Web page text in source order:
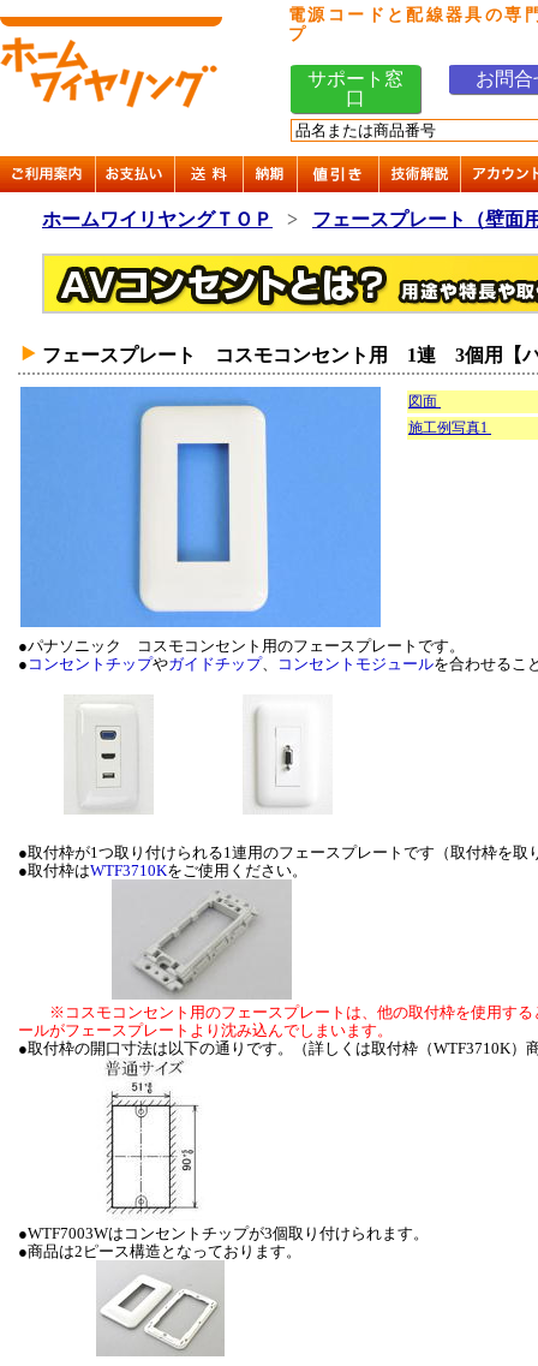
電源コードと配線器具の専
プ
サポート窓
口
お問合
ホームワイリヤングＴＯＰ > フェースプレート（壁面
フェースプレート コスモコンセント用 1連 3個用【
図面
施工例写真1
●パナソニック コスモコンセント用のフェースプレートです。
● コンセントチップやガイドチップ、 コンセントモジュールを合わせるこ
●取付枠が1つ取り付けられる1連用のフェースプレートです（取付枠を取
●取付枠はWTF3710Kをご使用ください。
※コスモコンセント用のフェースプレートは、他の取付枠を使用す
ールがフェースプレートより沈み込んでしまいます。
●取付枠の開口寸法は以下の通りです。（詳しくは取付枠（WTF3710K）
●WTF7003Wはコンセントチップが3個取り付けられます。
●商品は2ピース構造となっております。